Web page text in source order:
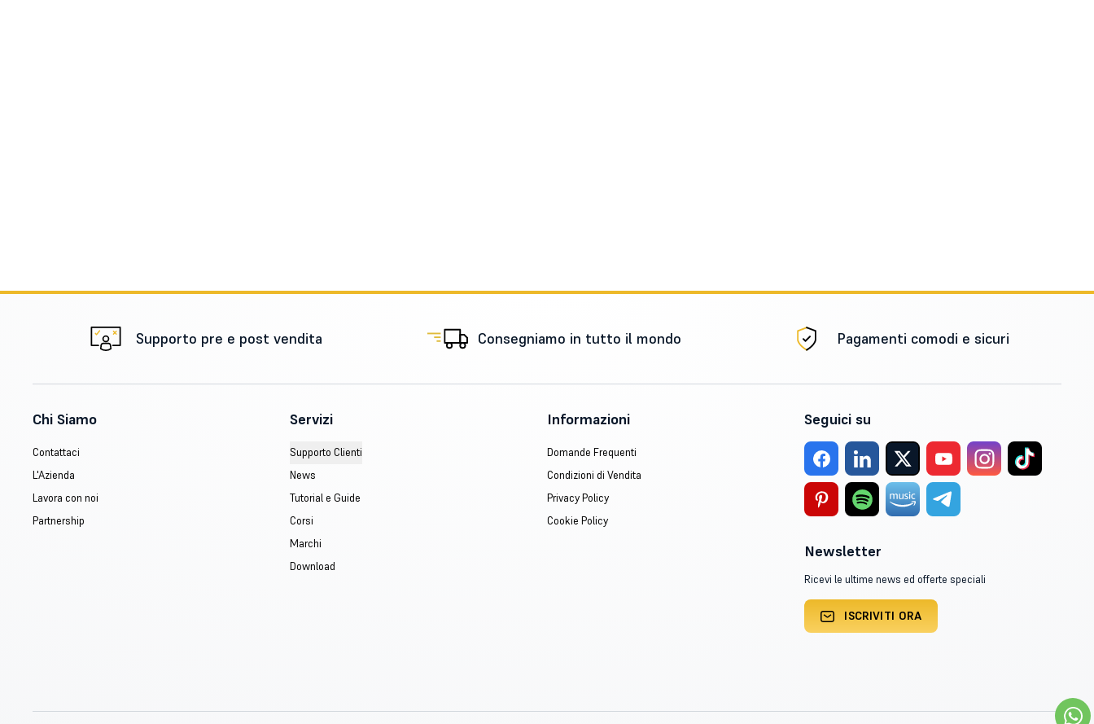
Supporto pre e post vendita Consegniamo in tutto il mondo Pagamenti comodi e sicuri
Chi Siamo
Contattaci
L'Azienda
Lavora con noi
Partnership
Servizi
Supporto Clienti
News
Tutorial e Guide
Corsi
Marchi
Download
Informazioni
Domande Frequenti
Condizioni di Vendita
Privacy Policy
Cookie Policy
Seguici su
Newsletter
Ricevi le ultime news ed offerte speciali
ISCRIVITI ORA